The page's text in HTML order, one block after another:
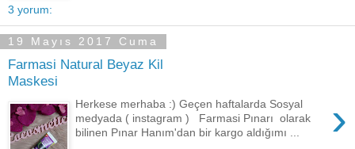
3 yorum:
19 Mayıs 2017 Cuma
Farmasi Natural Beyaz Kil
Maskesi
›
Herkese merhaba :) Geçen haftalarda Sosyal
medyada ( instagram ) Farmasi Pınarı olarak
bilinen Pınar Hanım'dan bir kargo aldığımı ...